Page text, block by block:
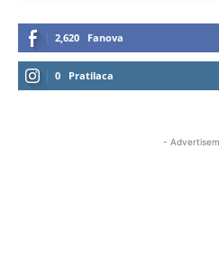
2,620 Fanova
0 Pratilaca
-